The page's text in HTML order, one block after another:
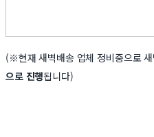
(※현재 새벽배송 업체 정비중으로
으로 진행됩니다)